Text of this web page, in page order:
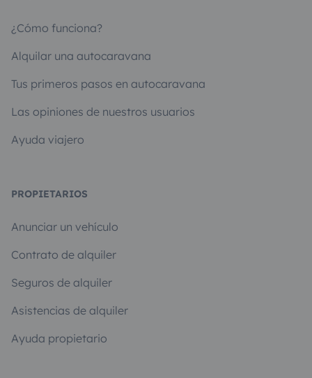
¿Cómo funciona?
Alquilar una autocaravana
Tus primeros pasos en autocaravana
Las opiniones de nuestros usuarios
Ayuda viajero
PROPIETARIOS
Anunciar un vehículo
Contrato de alquiler
Seguros de alquiler
Asistencias de alquiler
Ayuda propietario